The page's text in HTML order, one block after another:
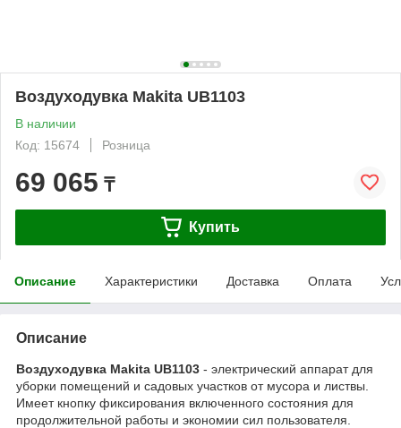
Воздуходувка Makita UB1103
В наличии
Код: 15674
Розница
69 065 ₸
Купить
Описание Характеристики Доставка Оплата
Описание
Воздуходувка Makita UB1103 - электрический аппарат для
уборки помещений и садовых участков от мусора и листвы.
Имеет кнопку фиксирования включенного состояния для
продолжительной работы и экономии сил пользователя.